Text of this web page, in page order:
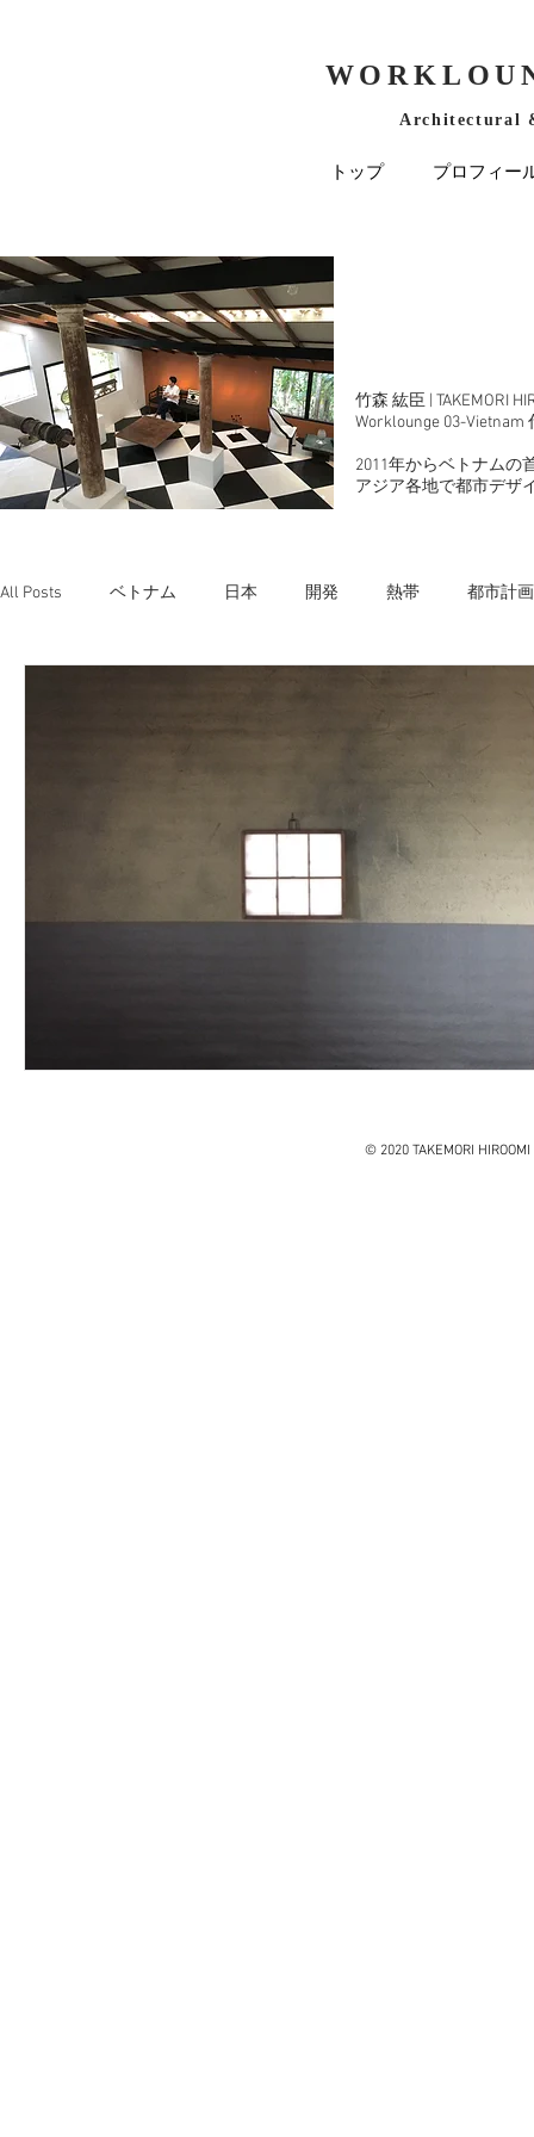
Architectural
トップ プロフィー
竹森 紘臣 | TAKEMORI
Worklounge 03-Vietnam
2011年からベトナムの
アジア各地で​都市デザ
All Posts ベトナム 日本 開発 熱帯 都市計画
© 2020 TAKEMORI